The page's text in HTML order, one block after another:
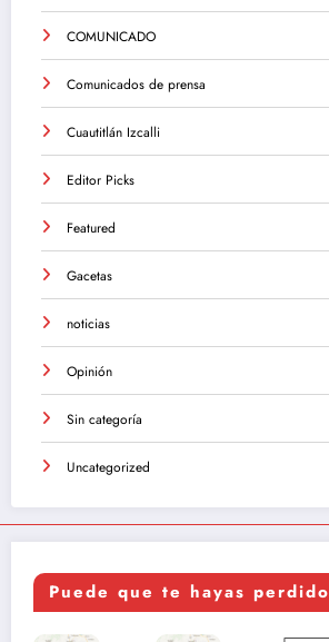
COMUNICADO
Comunicados de prensa
Cuautitlán Izcalli
Editor Picks
Featured
Gacetas
noticias
Opinión
Sin categoría
Uncategorized
Puede que te hayas perdido